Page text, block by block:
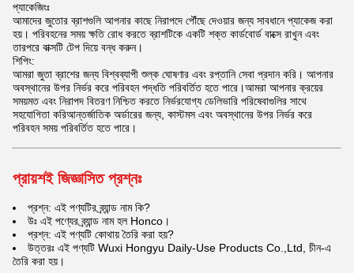
প্যাকেজিংঃ
আমাদের জুতোর ব্রাশগুলি আপনার কাছে নিরাপদে পৌঁছে দেওয়ার জন্য সাবধানে প্যাকেজ করা
হয়। পরিবহনের সময় ক্ষতি রোধ করতে ব্রাশটিকে একটি শক্ত কার্ডবোর্ড বাক্সে রাখুন এবং
তারপরে বাক্সটি টেপ দিয়ে বন্ধ করুন।
শিপিং:
আমরা জুতা ব্রাশের জন্য বিশ্বব্যাপী শুল্ক ঘোষণার এবং রপ্তানি সেবা প্রদান করি। আপনার
অবস্থানের উপর নির্ভর করে পরিবহন পদ্ধতি পরিবর্তিত হতে পারে।আমরা আপনার ক্রয়ের
সময়মত এবং নিরাপদ বিতরণ নিশ্চিত করতে নির্ভরযোগ্য ডেলিভারি পরিষেবাগুলির সাথে
সহযোগিতা করিআন্তর্জাতিক অর্ডারের জন্য, কাস্টমস এবং অবস্থানের উপর নির্ভর করে
পরিবহন সময় পরিবর্তিত হতে পারে।
প্রায়শই জিজ্ঞাসিত প্রশ্নঃ
প্রশ্ন: এই পণ্যটির ব্র্যান্ড নাম কি?
উঃ এই পণ্যের ব্র্যান্ড নাম হল Honco।
প্রশ্ন: এই পণ্যটি কোথায় তৈরি করা হয়?
উত্তরঃ এই পণ্যটি Wuxi Hongyu Daily-Use Products Co.,Ltd, চীন-এ
তৈরি করা হয়।